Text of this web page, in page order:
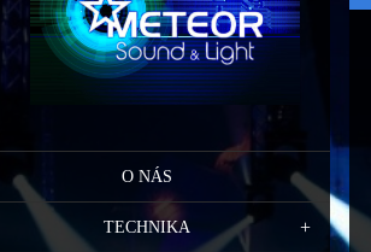
O NÁS
TECHNIKA